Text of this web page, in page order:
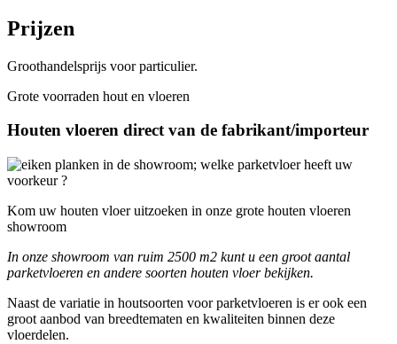
Prijzen
Groothandelsprijs voor particulier.
Grote voorraden hout en vloeren
Houten vloeren direct van de fabrikant/importeur
Kom uw houten vloer uitzoeken in onze grote houten vloeren
showroom
In onze showroom van ruim 2500 m2 kunt u een groot aantal
parketvloeren en andere soorten houten vloer bekijken.
Naast de variatie in houtsoorten voor parketvloeren is er ook een
groot aanbod van breedtematen en kwaliteiten binnen deze
vloerdelen.